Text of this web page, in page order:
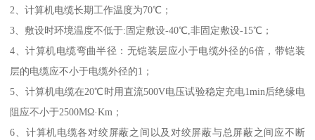
2、计算机电缆长期工作温度为70℃；
3、敷设时环境温度不低于:固定敷设-40℃,非固定敷设-15℃；
4、计算机电缆弯曲半径：无铠装层应小于电缆外径的6倍，带铠装
层的电缆应不小于电缆外径的1；
5、计算机电缆在20℃时用直流500V电压试验稳定充电1min后绝缘电
阻应不小于2500MΩ·Km；
6、计算机电缆各对绞屏蔽之间以及对绞屏蔽与总屏蔽之间应不断